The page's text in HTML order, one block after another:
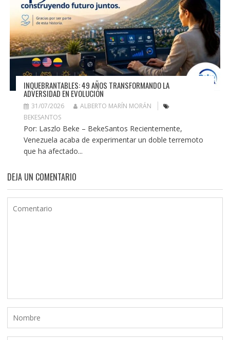
INQUEBRANTABLES: 49 AÑOS TRANSFORMANDO LA
ADVERSIDAD EN EVOLUCIÓN
31/07/2026
ALBERTO MARÍN MORÁN
BEKESANTOS
Por: Laszlo Beke – BekeSantos Recientemente,
Venezuela acaba de experimentar un doble terremoto
que ha afectado...
DEJA UN COMENTARIO